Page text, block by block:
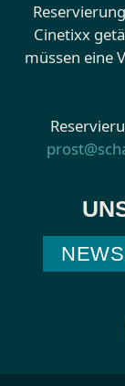
Cinetixx
müssen eine